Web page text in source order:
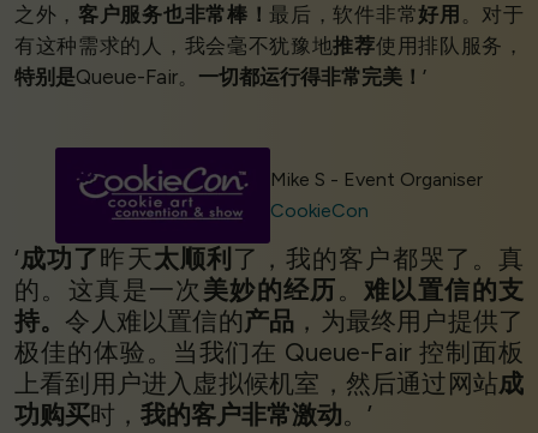
之外，客户服务也非常棒！最后，软件非常好用 。对于
有这种需求的人，我会毫不犹豫地推荐使用排队服务，
特别是Queue-Fair。 一切都运行得非常完美！ ’
Mike S - Event Organiser
CookieCon
‘成功了昨天太顺利 了，我的客户都哭了。真
的。这真是一次 美妙的经历。 难以置信的支
持。 令人难以置信的产品 ，为最终用户提供了
极佳的体验。当我们在 Queue-Fair 控制面板
上看到用户进入虚拟候机室，然后通过网站成
功购买时， 我的客户非常激动。’